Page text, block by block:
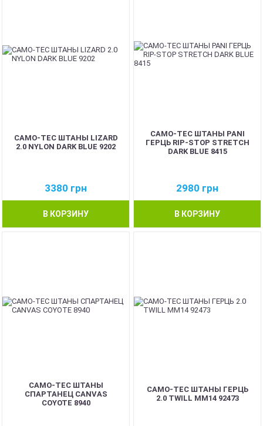
CAMO-TEC ШТАНЫ LIZARD
2.0 NYLON DARK BLUE 9202
3380 грн
В КОРЗИНУ
CAMO-TEC ШТАНЫ PANI
ГЕРЦЬ RIP-STOP STRETCH
DARK BLUE 8415
2980 грн
В КОРЗИНУ
CAMO-TEC ШТАНЫ
СПАРТАНЕЦ CANVAS
COYOTE 8940
CAMO-TEC ШТАНЫ ГЕРЦЬ
2.0 TWILL ММ14 92473